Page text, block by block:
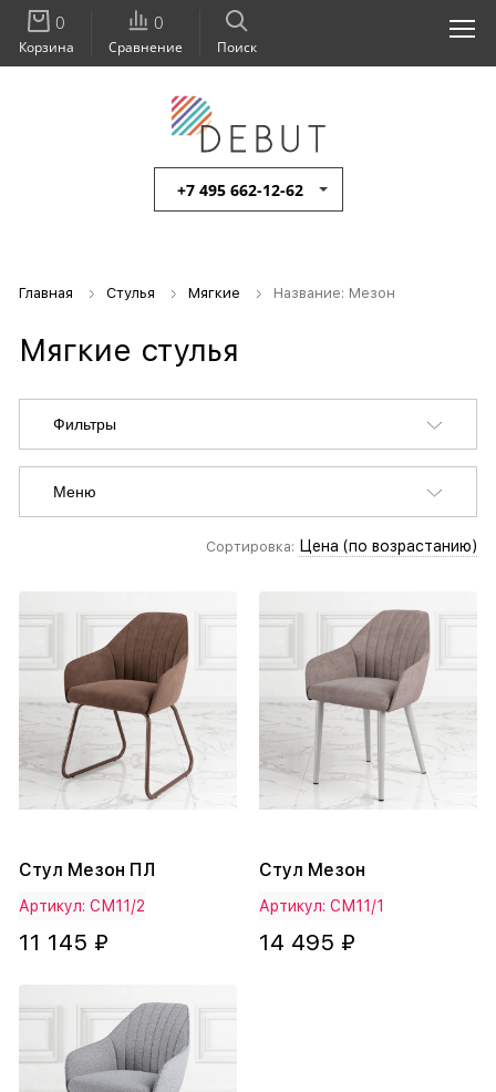
+7 495 662-12-62
Поиск
0
Сравнение
0
Корзина
Главная Стулья Мягкие Название: Мезон
Мягкие стулья
Фильтры
Меню
Сортировка: Цена (по возрастанию)
Стул Мезон ПЛ
Артикул: СМ11/2
11 145 ₽
Стул Мезон
Артикул: СМ11/1
14 495 ₽